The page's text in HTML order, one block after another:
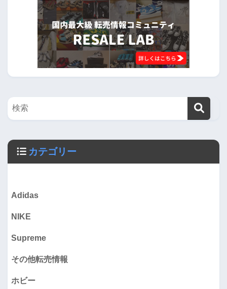
カテゴリー
Adidas
NIKE
Supreme
その他転売情報
ホビー